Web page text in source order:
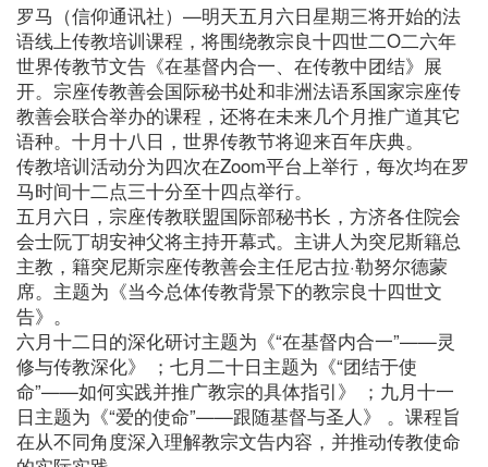
罗马（信仰通讯社）—明天五月六日星期三将开始的法
语线上传教培训课程，将围绕教宗良十四世二O二六年
世界传教节文告《在基督内合一、在传教中团结》展
开。宗座传教善会国际秘书处和非洲法语系国家宗座传
教善会联合举办的课程，还将在未来几个月推广道其它
语种。十月十八日，世界传教节将迎来百年庆典。
传教培训活动分为四次在Zoom平台上举行，每次均在罗
马时间十二点三十分至十四点举行。
五月六日，宗座传教联盟国际部秘书长，方济各住院会
会士阮丁胡安神父将主持开幕式。主讲人为突尼斯籍总
主教，籍突尼斯宗座传教善会主任尼古拉·勒努尔德蒙
席。主题为《当今总体传教背景下的教宗良十四世文
告》。
六月十二日的深化研讨主题为《“在基督内合一”——灵
修与传教深化》 ；七月二十日主题为《“团结于使
命”——如何实践并推广教宗的具体指引》 ；九月十一
日主题为《“爱的使命”——跟随基督与圣人》 。课程旨
在从不同角度深入理解教宗文告内容，并推动传教使命